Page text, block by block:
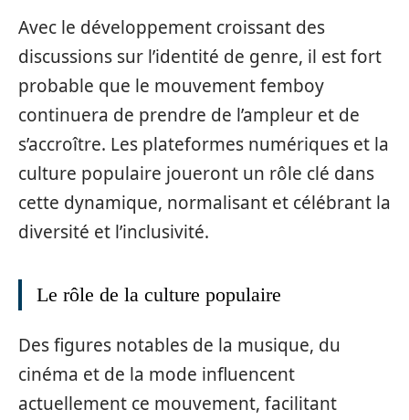
Avec le développement croissant des
discussions sur l’identité de genre, il est fort
probable que le mouvement femboy
continuera de prendre de l’ampleur et de
s’accroître. Les plateformes numériques et la
culture populaire joueront un rôle clé dans
cette dynamique, normalisant et célébrant la
diversité et l’inclusivité.
Le rôle de la culture populaire
Des figures notables de la musique, du
cinéma et de la mode influencent
actuellement ce mouvement, facilitant